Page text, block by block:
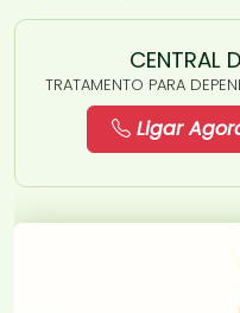
CENTRAL
TRATAMENTO PARA
Ligar